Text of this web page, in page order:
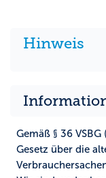
Hinweis
Information
Gemäß § 36
Gesetz über die